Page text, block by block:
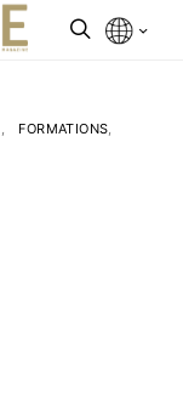
FORMATIONS